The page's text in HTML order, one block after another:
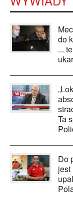
do
...
Ta
Do
jest